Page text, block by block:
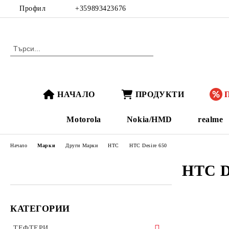
Профил +359893423676
НАЧАЛО ПРОДУКТИ
Motorola Nokia/HMD realme
КАТЕГОРИИ
Начало Марки Други Марки HTC HTC Desire 650
HTC